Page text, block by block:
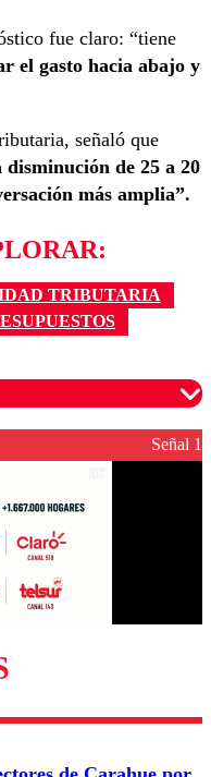
fue claro: “tiene
el gasto hacia abajo y
señaló que
de 25 a 20
más amplia”.
TRIBUTARIA
para garantizar un
Enviar comentario
Señal 1